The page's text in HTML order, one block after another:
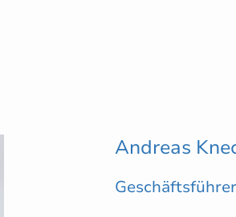
Geschäftsführer
Andreas